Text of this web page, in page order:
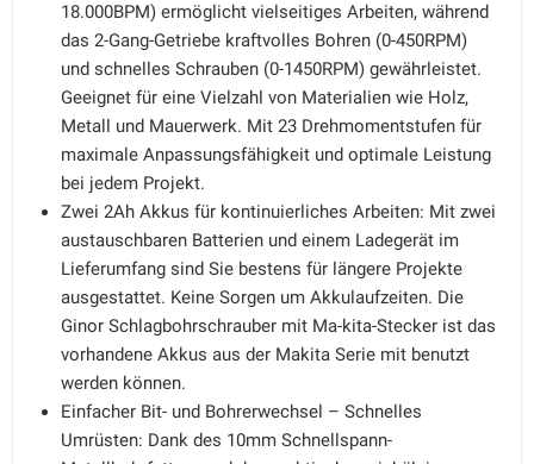
18.000BPM) ermöglicht vielseitiges Arbeiten, während
das 2-Gang-Getriebe kraftvolles Bohren (0-450RPM)
und schnelles Schrauben (0-1450RPM) gewährleistet.
Geeignet für eine Vielzahl von Materialien wie Holz,
Metall und Mauerwerk. Mit 23 Drehmomentstufen für
maximale Anpassungsfähigkeit und optimale Leistung
bei jedem Projekt.
Zwei 2Ah Akkus für kontinuierliches Arbeiten: Mit zwei
austauschbaren Batterien und einem Ladegerät im
Lieferumfang sind Sie bestens für längere Projekte
ausgestattet. Keine Sorgen um Akkulaufzeiten. Die
Ginor Schlagbohrschrauber mit Ma-kita-Stecker ist das
vorhandene Akkus aus der Makita Serie mit benutzt
werden können.
Einfacher Bit- und Bohrerwechsel – Schnelles
Umrüsten: Dank des 10mm Schnellspann-